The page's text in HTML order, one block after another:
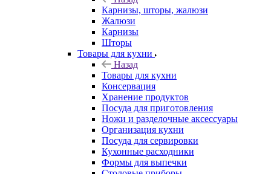
Карнизы, шторы, жалюзи
Жалюзи
Карнизы
Шторы
Товары для кухни
Назад
Товары для кухни
Консервация
Хранение продуктов
Посуда для приготовления
Ножи и разделочные аксессуары
Организация кухни
Посуда для сервировки
Кухонные расходники
Формы для выпечки